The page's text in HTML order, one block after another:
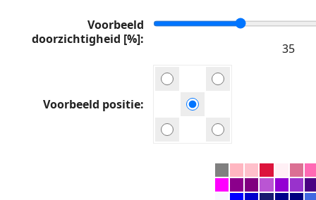
Voorbeeld
doorzichtigheid [%]
Voorbeeld positie